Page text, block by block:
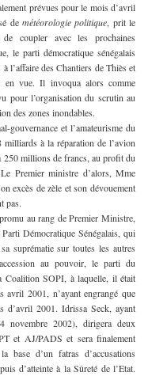
prévues pour le mois d’avril
de météorologie politique, prit le
coupler avec les prochaines
le parti démocratique sénégalais
l’affaire des Chantiers de Thiès et
en vue. Il invoqua alors comme
pour l’organisation du scrutin au
des zones inondables.
et l’amateurisme du
à la réparation de l’avion
250 millions de francs, au profit du
Premier ministre d’alors, Mme
excès de zèle et son dévouement
pas.
au rang de Premier Ministre,
Démocratique Sénégalais, qui
suprématie sur toutes les autres
au pouvoir, le parti du
Coalition SOPI, à laquelle, il était
avril 2001, n’ayant engrangé que
d’avril 2001. Idrissa Seck, ayant
2002), dirigera deux
et AJ/PADS et sera finalement
d’un fatras d’accusations
d’atteinte à la Sûreté de l’Etat.